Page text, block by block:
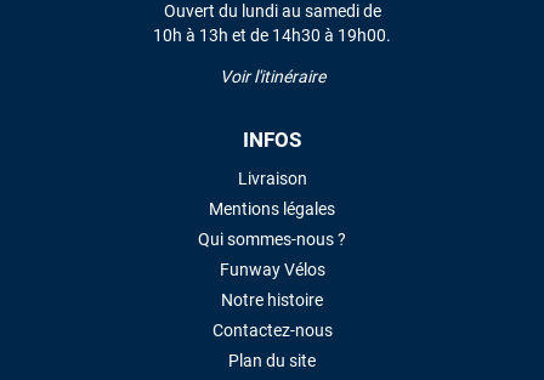
Ouvert du lundi au samedi de
10h à 13h et de 14h30 à 19h00.
Voir l'itinéraire
INFOS
Livraison
Mentions légales
Qui sommes-nous ?
Funway Vélos
Notre histoire
Contactez-nous
Plan du site